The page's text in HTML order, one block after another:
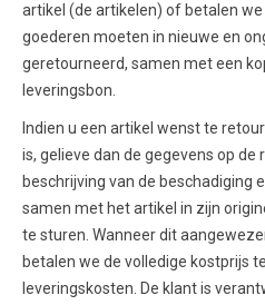
artikel (de artikelen) of betalen
goederen moeten in nieuwe en
geretourneerd, samen met een
leveringsbon.
Indien u een artikel wenst te
is, gelieve dan de gegevens op
beschrijving van de beschadiging
samen met het artikel in zijn
te sturen. Wanneer dit
betalen we de volledige kostprijs
leveringskosten. De klant is